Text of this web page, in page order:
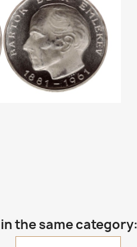
the same category: